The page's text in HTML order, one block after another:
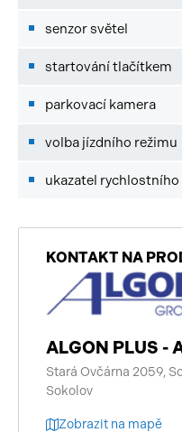
senzor světel
startování tlačítkem
parkovací kamera
volba jízdního režimu
ukazatel
KONTAKT NA
ALGON PLUS -
Stará Ovčárna 2059,
Sokolov
Zobrazit na mapě